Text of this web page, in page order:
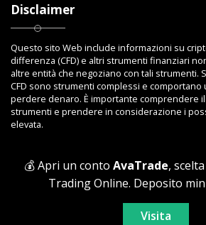
💰 Apri un conto AvaTrade,
Trading Online. Deposito
Visita
Disclaimer
Questo sito Web include informazioni su
differenza (CFD) e altri strumenti finanziari
altre entità che negoziano con tali strumenti.
CFD sono strumenti complessi e comportano
perdere denaro. È importante comprendere
strumenti e prendere in considerazione i
elevata.
Copyright © 2023 Toptrading.org - Edito da
Ipponium 8 - 89853 San Gregorio D'Ippona
All Rights Reserved.